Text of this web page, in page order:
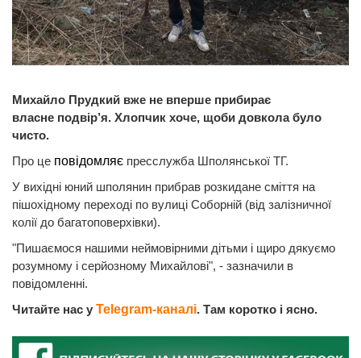
Михайло Прудкий вже не вперше прибирає
власне подвір’я. Хлопчик хоче, щоби довкола було
чисто.
Про це повідомляє пресслужба Шполянської ТГ.
У вихідні юний шполянин прибрав розкидане сміття на
пішохідному переході по вулиці Соборній (від залізничної
колії до багатоповерхівки).
"Пишаємося нашими неймовірними дітьми і щиро дякуємо
розумному і серйозному Михайлові", - зазначили в
повідомленні.
Читайте нас у Telegram-каналі. Там коротко і ясно.